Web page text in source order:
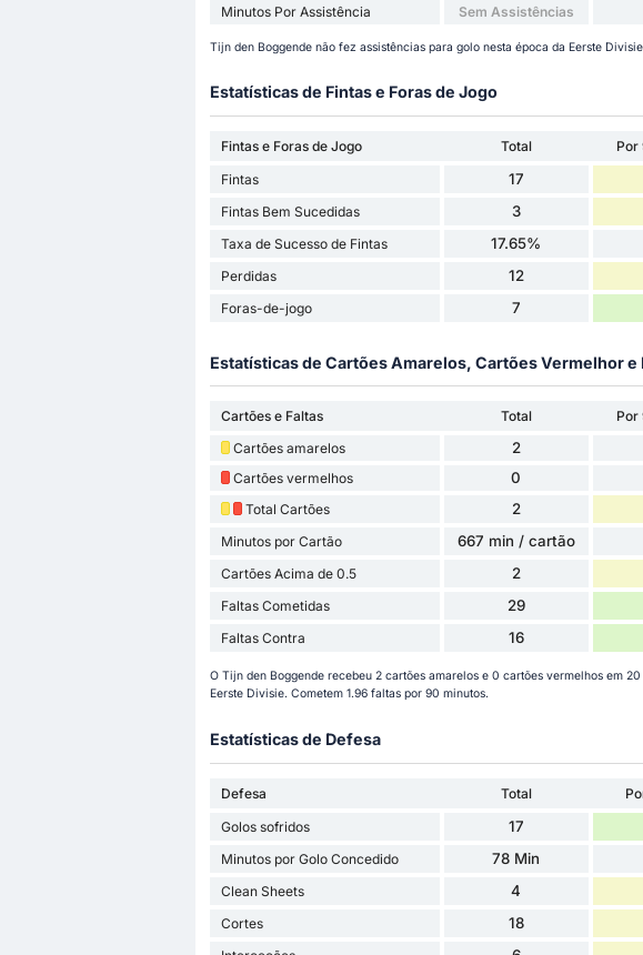
Minutos Por Assistência Sem Assistências
Tijn den Boggende não fez assistências para golo nesta época da Eerste
Estatísticas de Fintas e Foras de Jogo
Fintas e Foras de Jogo Total Por
Fintas
17
Fintas Bem Sucedidas 3
Taxa de Sucesso de Fintas 17.65%
Perdidas 12
Foras-de-jogo 7
Estatísticas de Cartões Amarelos, Cartões Vermelhor e
Cartões e Faltas Total Por
Cartões amarelos
2
Cartões vermelhos 0
Total Cartões 2
Minutos por Cartão 667 min / cartão
Cartões Acima de 0.5 2
Faltas Cometidas 29
Faltas Contra 16
O Tijn den Boggende recebeu 2 cartões amarelos e 0 cartões vermelhos em
Eerste Divisie. Cometem 1.96 faltas por 90 minutos.
Estatísticas de Defesa
Defesa Total
Golos sofridos
17
Minutos por Golo Concedido 78 Min
Clean Sheets 4
Cortes 18